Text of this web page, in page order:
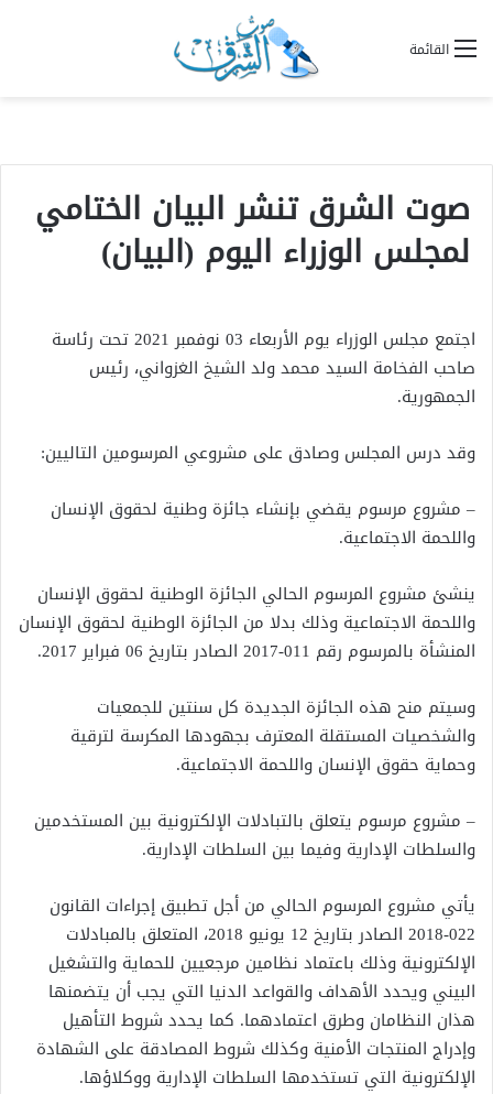
القائمة
صوت الشرق تنشر البيان الختامي
لمجلس الوزراء اليوم (البيان)
اجتمع مجلس الوزراء يوم الأربعاء 03 نوفمبر 2021 تحت رئاسة
صاحب الفخامة السيد محمد ولد الشيخ الغزواني، رئيس
الجمهورية.
وقد درس المجلس وصادق على مشروعي المرسومين التاليين:
– مشروع مرسوم يقضي بإنشاء جائزة وطنية لحقوق الإنسان
واللحمة الاجتماعية.
ينشئ مشروع المرسوم الحالي الجائزة الوطنية لحقوق الإنسان
واللحمة الاجتماعية وذلك بدلا من الجائزة الوطنية لحقوق الإنسان
المنشأة بالمرسوم رقم 011-2017 الصادر بتاريخ 06 فبراير 2017.
وسيتم منح هذه الجائزة الجديدة كل سنتين للجمعيات
والشخصيات المستقلة المعترف بجهودها المكرسة لترقية
وحماية حقوق الإنسان واللحمة الاجتماعية.
– مشروع مرسوم يتعلق بالتبادلات الإلكترونية بين المستخدمين
والسلطات الإدارية وفيما بين السلطات الإدارية.
يأتي مشروع المرسوم الحالي من أجل تطبيق إجراءات القانون
022-2018 الصادر بتاريخ 12 يونيو 2018، المتعلق بالمبادلات
الإلكترونية وذلك باعتماد نظامين مرجعيين للحماية والتشغيل
البيني ويحدد الأهداف والقواعد الدنيا التي يجب أن يتضمنها
هذان النظامان وطرق اعتمادهما. كما يحدد شروط التأهيل
وإدراج المنتجات الأمنية وكذلك شروط المصادقة على الشهادة
الإلكترونية التي تستخدمها السلطات الإدارية ووكلاؤها.